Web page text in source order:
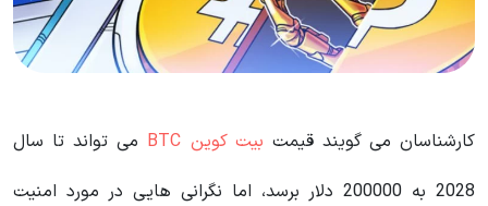
کارشناسان می گویند قیمت بیت کوین BTC
می تواند تا سال
2028 به 200000 دلار برسد، اما نگرانی هایی در مورد امنیت